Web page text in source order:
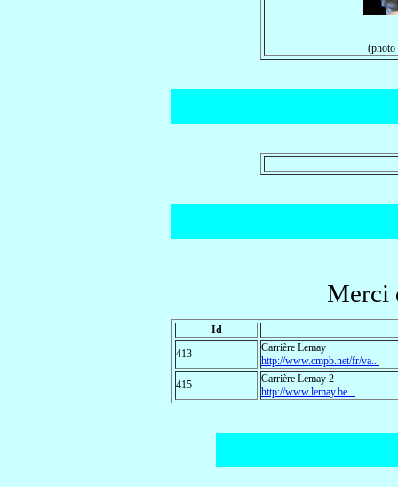
(photo
Merci
Id
413
Carrière Lemay
http://www.cmpb.net/fr/va...
415
Carrière Lemay 2
http://www.lemay.be...